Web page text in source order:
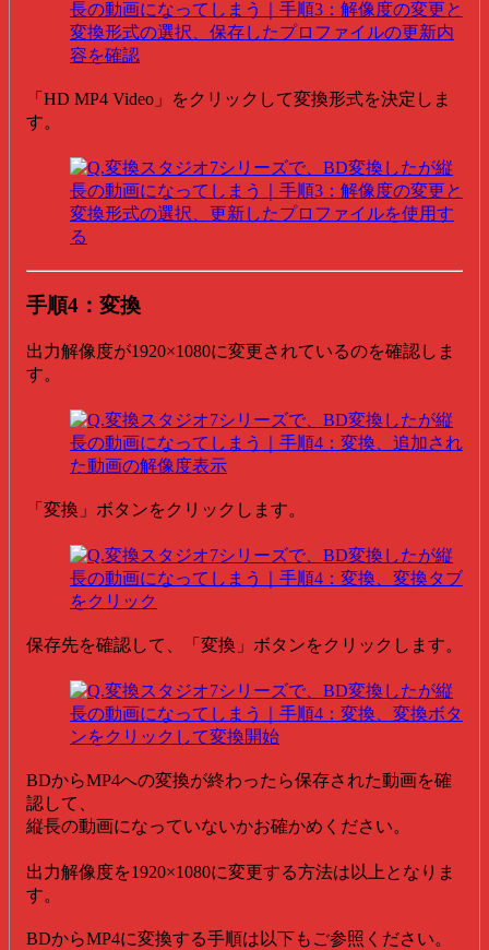
「HD MP4 Video」をクリックして変換形式を決定しま
す。
手順4：変換
出力解像度が1920×1080に変更されているのを確認しま
す。
「変換」ボタンをクリックします。
保存先を確認して、「変換」ボタンをクリックします。
BDからMP4への変換が終わったら保存された動画を確
認して、
縦長の動画になっていないかお確かめください。
出力解像度を1920×1080に変更する方法は以上となりま
す。
BDからMP4に変換する手順は以下もご参照ください。